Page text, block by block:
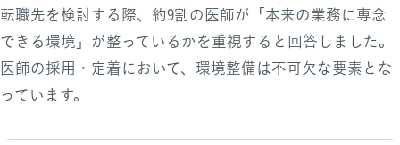
転職先を検討する際、約9割の医師が「本来の業務に専念
できる環境」が整っているかを重視すると回答しました。
医師の採用・定着において、環境整備は不可欠な要素とな
っています。